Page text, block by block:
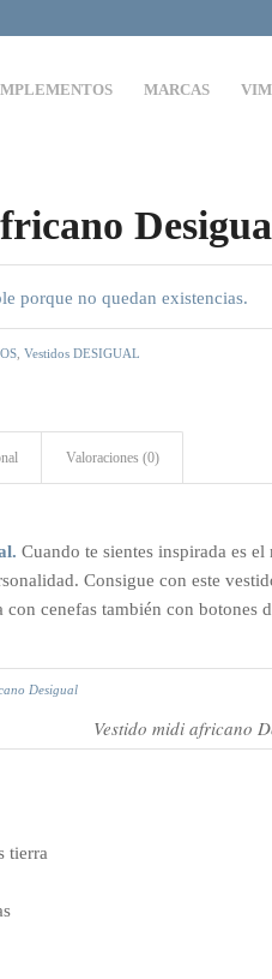
MARCAS
porque no quedan existencias.
,Vestidos DESIGUAL
Valoraciones (0)
Cuando te sientes inspirada es
Consigue con este
cenefas también con botones
Vestido midi africano
tierra